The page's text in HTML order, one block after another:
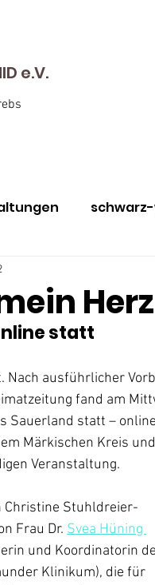
e.V.
Monat Mai
statt
Nach ausführlicher
fand am
Sauerland statt –
Märkischen Kreis
Veranstaltung.
Christine Stuhldreier-
Frau Dr. Svea Hüning
und Koordinatorin
Klinikum), die für